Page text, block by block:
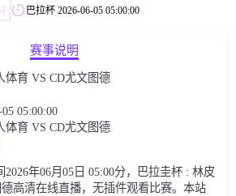
巴拉杯 2026-06-05 05:00:00
赛事说明
体育 VS CD尤文图德
05:00:00
体育 VS CD尤文图德
2026年06月05日 05:00分，巴拉圭杯 : 林皮
高清在线直播，无插件观看比赛。本站